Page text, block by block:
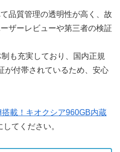
品質管理の透明性が高く、故
ザーレビューや第三者の検証
も充実しており、国内正規
が付帯されているため、安心
載！キオクシア960GB内蔵
してください。